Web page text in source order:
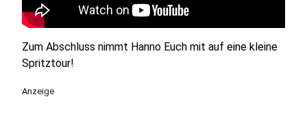
Zum Abschluss nimmt Hanno Euch mit auf eine kleine
Spritztour!
Anzeige